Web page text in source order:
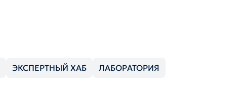
ЭКСПЕРТНЫЙ ХАБ ЛАБОРАТОРИЯ